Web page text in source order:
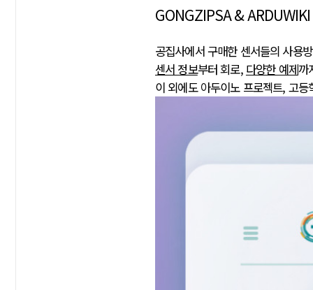
GONGZIPSA & ARDUWIKI
공집사에서 구매한 센서들의 사용
센서 정보부터 회로, 다양한 예제까
이 외에도 아두이노 프로젝트, 고